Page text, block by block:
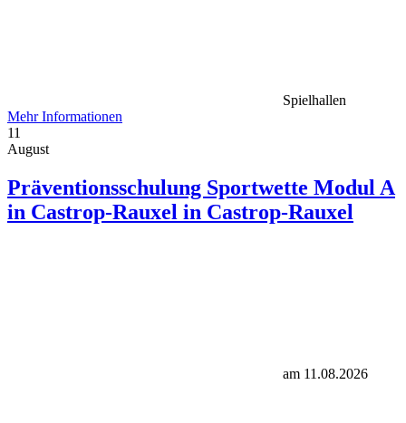
Spielhallen
Mehr Informationen
11
August
Präventionsschulung Sportwette Modul A
in Castrop-Rauxel in Castrop-Rauxel
am 11.08.2026